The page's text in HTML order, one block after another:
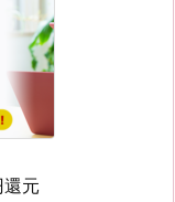
元